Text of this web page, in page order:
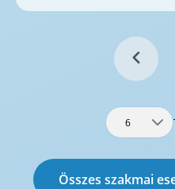
6
Összes szakmai